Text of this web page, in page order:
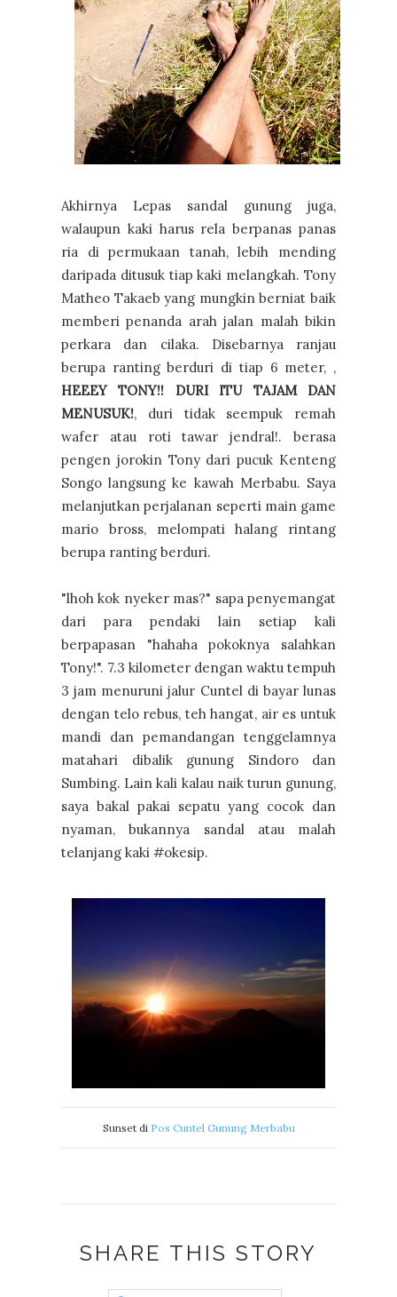
Akhirnya Lepas sandal gunung juga,
walaupun kaki harus rela berpanas panas
ria di permukaan tanah, lebih mending
daripada ditusuk tiap kaki melangkah. Tony
Matheo Takaeb yang mungkin berniat baik
memberi penanda arah jalan malah bikin
perkara dan cilaka. Disebarnya ranjau
berupa ranting berduri di tiap 6 meter, ,
HEEEY TONY!! DURI ITU TAJAM DAN
MENUSUK!, duri tidak seempuk remah
wafer atau roti tawar jendral!. berasa
pengen jorokin Tony dari pucuk Kenteng
Songo langsung ke kawah Merbabu. Saya
melanjutkan perjalanan seperti main game
mario bross, melompati halang rintang
berupa ranting berduri.
"lhoh kok nyeker mas?" sapa penyemangat
dari para pendaki lain setiap kali
berpapasan "hahaha pokoknya salahkan
Tony!". 7.3 kilometer dengan waktu tempuh
3 jam menuruni jalur Cuntel di bayar lunas
dengan telo rebus, teh hangat, air es untuk
mandi dan pemandangan tenggelamnya
matahari dibalik gunung Sindoro dan
Sumbing. Lain kali kalau naik turun gunung,
saya bakal pakai sepatu yang cocok dan
nyaman, bukannya sandal atau malah
telanjang kaki #okesip.
Sunset di Pos Cuntel Gunung Merbabu
SHARE THIS STORY